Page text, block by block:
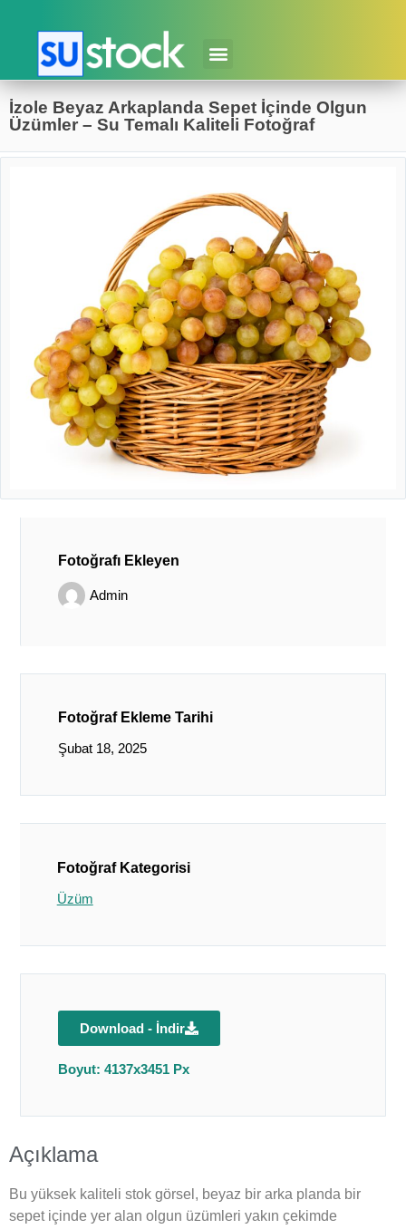
İzole Beyaz Arkaplanda Sepet İçinde Olgun
Üzümler – Su Temalı Kaliteli Fotoğraf
Fotoğrafı Ekleyen
Admin
Fotoğraf Ekleme Tarihi
Şubat 18, 2025
Fotoğraf Kategorisi
Üzüm
Download - İndir
Boyut: 4137x3451 Px
Açıklama
Bu yüksek kaliteli stok görsel, beyaz bir arka planda bir
sepet içinde yer alan olgun üzümleri yakın çekimde